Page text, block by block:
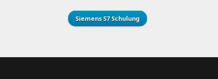
Siemens S7 Schulung